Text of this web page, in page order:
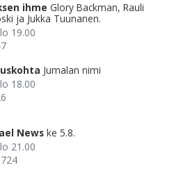
ihme Glory Backman, Rauli
ja Jukka Tuunanen.
19.00
Jumalan nimi
18.00
News ke 5.8.
21.00